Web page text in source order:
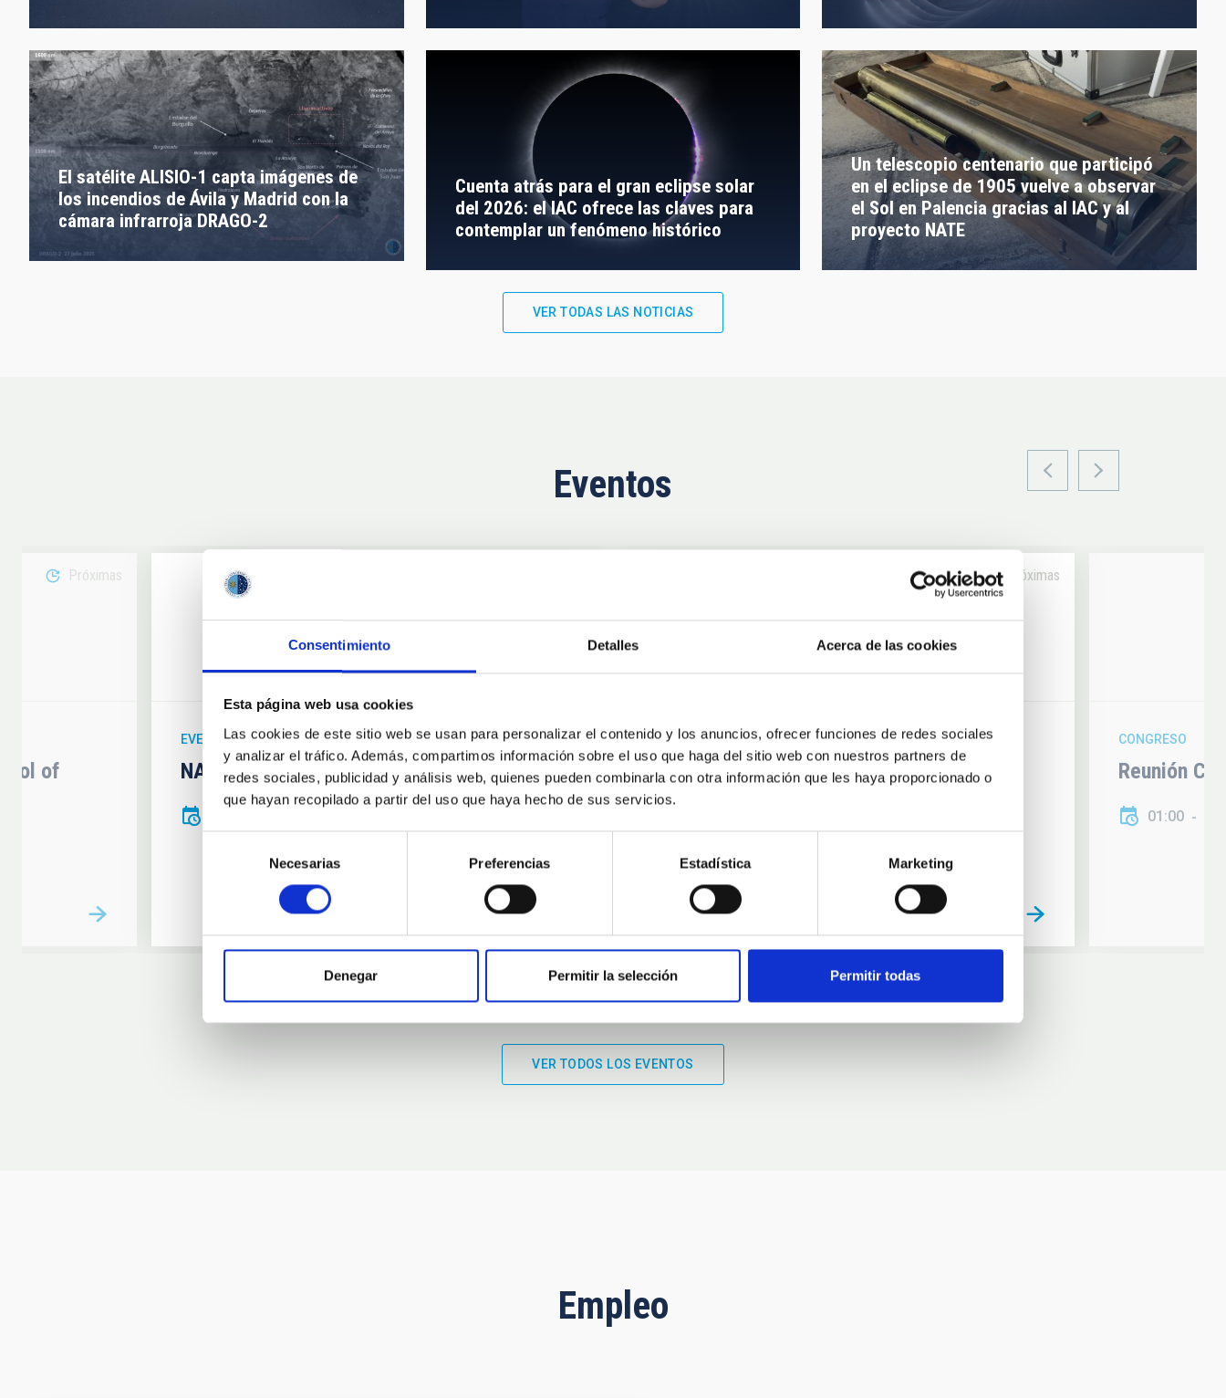
Consentimiento Detalles Acerca de las cookies
Esta página web usa cookies
Las cookies de este sitio web se usan para personalizar el contenido y los anuncios, ofrecer funciones de redes sociales
y analizar el tráfico. Además, compartimos información sobre el uso que haga del sitio web con nuestros partners de
redes sociales, publicidad y análisis web, quienes pueden combinarla con otra información que les haya proporcionado o
que hayan recopilado a partir del uso que haya hecho de sus servicios.
consentimiento
Necesarias Preferencias Estadística Marketing
Denegar Permitir la selección Permitir todas
El satélite ALISIO-1 capta imágenes de
los incendios de Ávila y Madrid con la
cámara infrarroja DRAGO-2
Cuenta atrás para el gran eclipse solar
del 2026: el IAC ofrece las claves para
contemplar un fenómeno histórico
Un telescopio centenario que participó
en el eclipse de 1905 vuelve a observar
el Sol en Palencia gracias al IAC y al
proyecto NATE
VER TODAS LAS NOTICIAS
Eventos
Próximas
of
08
AUG 26
11
AUG 26
EVENTO ASTRONÓMICO
NATE en Palencia - Eclipse Agosto 2026
10 14
Próximas
CONGRESO
Substellar Astrophysics 2026
CONGRESO
Reunión
01:00
VER TODOS LOS EVENTOS
Empleo